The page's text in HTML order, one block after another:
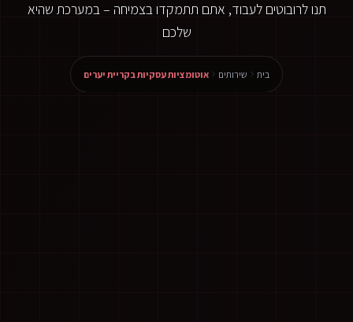
תנו לרובוטים לעבוד, אתם תתמקדו בצמיחה – במערכת שהיא
שלכם
בית שירותים אוטומציות עסקיות בקריית יערים